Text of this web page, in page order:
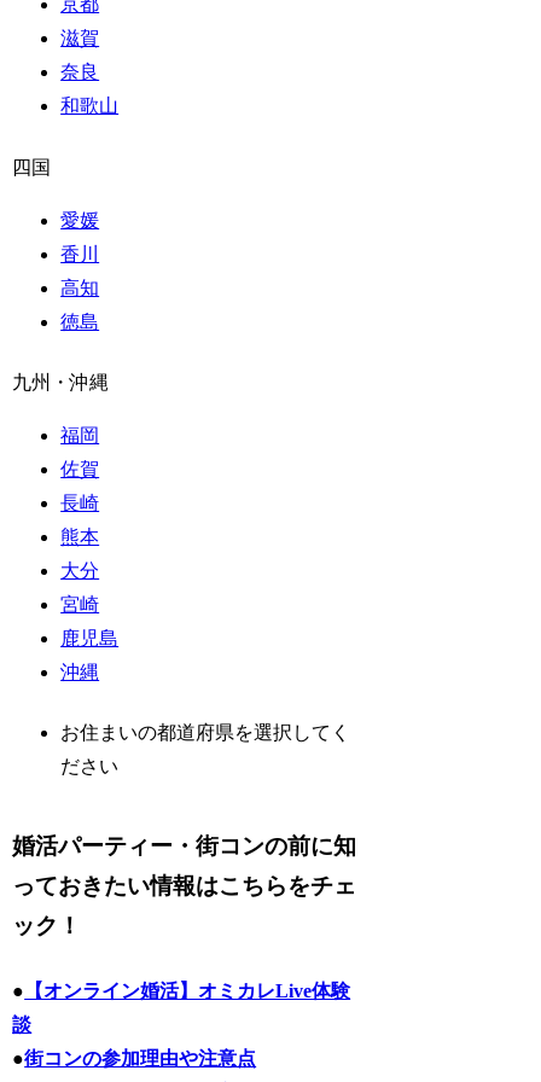
京都
滋賀
奈良
和歌山
四国
愛媛
香川
高知
徳島
九州・沖縄
福岡
佐賀
長崎
熊本
大分
宮崎
鹿児島
沖縄
お住まいの都道府県を選択してく
ださい
婚活パーティー・街コンの前に知
っておきたい情報はこちらをチェ
ック！
● 【オンライン婚活】オミカレLive体験
談
●街コンの参加理由や注意点